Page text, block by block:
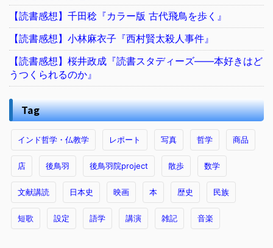
【読書感想】千田稔『カラー版 古代飛鳥を歩く』
【読書感想】小林麻衣子『西村賢太殺人事件』
【読書感想】桜井政成『読書スタディーズ――本好きはど
うつくられるのか』
Tag
インド哲学・仏教学 レポート 写真 哲学 商品
店 後鳥羽 後鳥羽院project 散歩 数学
文献講読 日本史 映画 本 歴史 民族
短歌 設定 語学 講演 雑記 音楽